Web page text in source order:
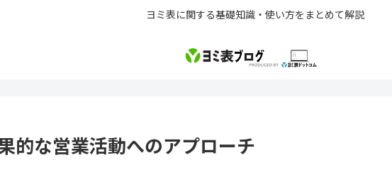
ヨミ表に関する基礎知識・使い方をまとめて解説
的な営業活動へのアプローチ